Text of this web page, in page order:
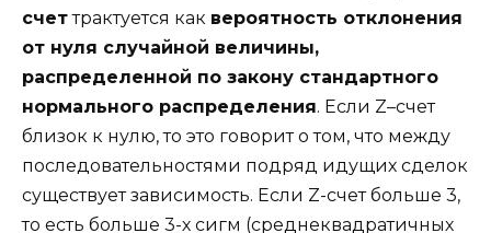
счеттрактуется как вероятность отклонения
от нуля случайной величины,
распределенной по закону стандартного
нормального распределения. Если Z–счет
близок к нулю, то это говорит о том, что между
последовательностями подряд идущих сделок
существует зависимость. Если Z-счет больше 3,
то есть больше 3-х сигм (среднеквадратичных